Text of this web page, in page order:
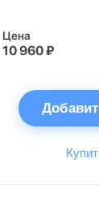
Цена
10 960 ₽